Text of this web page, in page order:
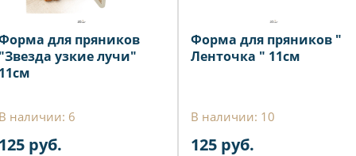
для пряников
узкие лучи"
наличии: 6
руб.
Форма для пряников "
Ленточка " 11см
В наличии: 10
125 руб.